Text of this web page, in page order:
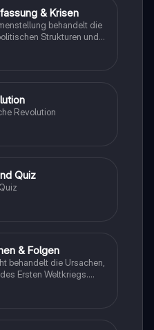
Nationalsozialismus,
Potsdamer
& Krisen
behandelt die
Strukturen und
von 1919 bis 1933.
des
für das Geschichts-
Revolution
Quiz
& Folgen
behandelt die Ursachen,
Ersten Weltkriegs.
1914, die
den Schlieffen-Plan, den